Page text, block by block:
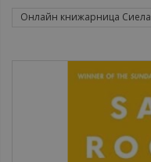
Онлайн книжарница Сиела